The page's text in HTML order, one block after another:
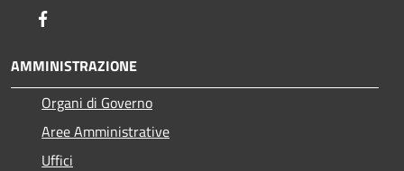
AMMINISTRAZIONE
Organi di Governo
Aree Amministrative
Uffici